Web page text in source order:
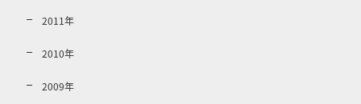
2011年
2010年
2009年